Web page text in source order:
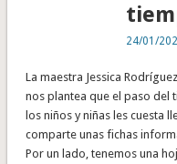
24/01/
La maestra Jessica
nos plantea que el paso del
los niños y niñas les cuesta
comparte unas fichas
Por un lado, tenemos una